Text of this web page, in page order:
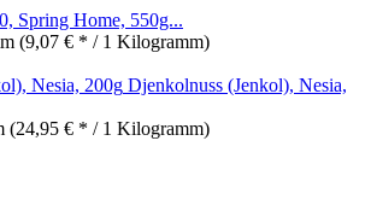
Spring Home, 550g...
(9,07 € * / 1 Kilogramm)
Djenkolnuss (Jenkol), Nesia,
(24,95 € * / 1 Kilogramm)